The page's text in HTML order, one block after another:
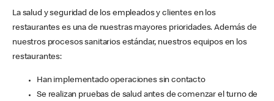
La salud y seguridad de los empleados y clientes en los
restaurantes es una de nuestras mayores prioridades. Además de
nuestros procesos sanitarios estándar, nuestros equipos en los
restaurantes:
Han implementado operaciones sin contacto
Se realizan pruebas de salud antes de comenzar el turno de